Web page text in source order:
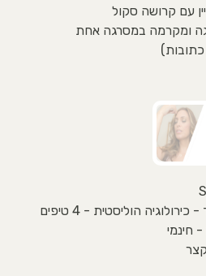
עם קרושה סקול
ומקרמה במסרגה אחת
כתובות)
קריאה בכף היד - כירולוגיה הוליסטית - 4 טיפים
חינמי